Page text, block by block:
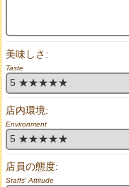
美味しさ:
Taste
店内環境:
Environment
店員の態度:
Staffs' Attitude